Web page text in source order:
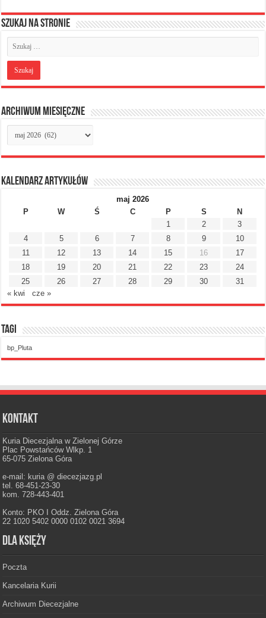
Szukaj na stronie
Archiwum miesięczne
Archiwum
miesięczne
Kalendarz artykułów
maj 2026
P
W Ś C P S
N
1
2
3
4
5 6 7 8 9
10
11
12 13 14 15 16
17
18
19 20 21 22 23
24
25
26 27 28 29 30
31
« kwi
cze »
Tagi
bp_Pluta
Kontakt
Kuria Diecezjalna w Zielonej Górze
Plac Powstańców Wlkp. 1
65-075 Zielona Góra
e-mail: kuria @ diecezjazg.pl
tel. 68-451-23-30
kom. 728-443-401
Konto: PKO I Oddz. Zielona Góra
22 1020 5402 0000 0102 0021 3694
Dla księży
Poczta
Kancelaria Kurii
Archiwum Diecezjalne